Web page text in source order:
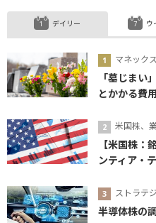
デイリー
マネック
「墓じまい
とかかる費
米国株、
【米国株：
ンティア・
ストラテ
半導体株の
ウ